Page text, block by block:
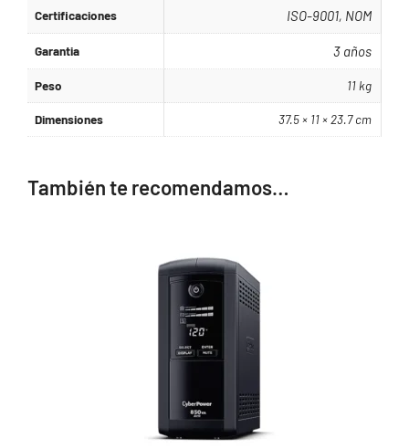
Certificaciones ISO-9001, NOM
Garantia 3 años
Peso 11 kg
Dimensiones 37.5 × 11 × 23.7 cm
También te recomendamos…